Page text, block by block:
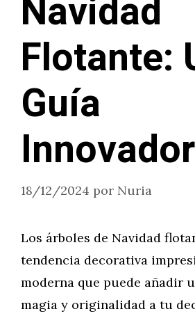
Navidad
Flotante:
Guía
18/12/2024 por Nuria
Los árboles de Navidad
tendencia decorativa
moderna que puede añadir
magia y originalidad a tu